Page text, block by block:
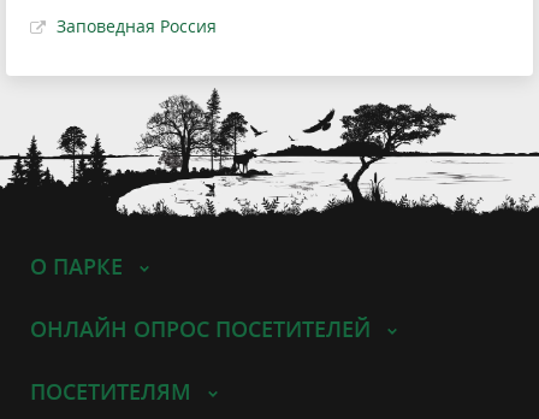
Заповедная Россия
О ПАРКЕ
ОНЛАЙН ОПРОС ПОСЕТИТЕЛЕЙ
ПОСЕТИТЕЛЯМ